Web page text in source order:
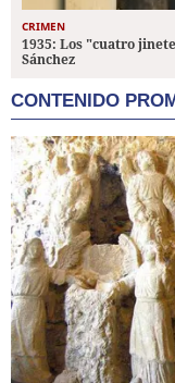
CRIMEN
1935: Los "cuatro
Sánchez
CONTENIDO